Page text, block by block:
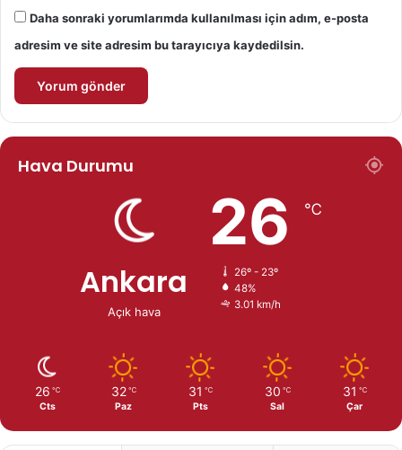
Daha sonraki yorumlarımda kullanılması için adım, e-posta
adresim ve site adresim bu tarayıcıya kaydedilsin.
Hava Durumu
Ankara
Açık hava
26 ℃
26º - 23º
48%
3.01 km/h
26 ℃
Cts
32 ℃
Paz
31 ℃
Pts
30 ℃
Sal
31 ℃
Çar